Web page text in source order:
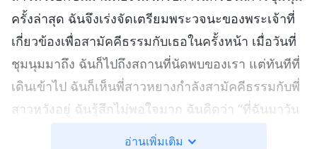
ครั้งล่าสุด ฉันจึงเร่งจัดเตรียมพระวจนะของพระเจ้าที่
เกี่ยวข้องเพื่อสามัคคีธรรมกับเธอในครั้งหน้า เมื่อวันที่
ชุมนุมมาถึง ฉันก็ไปถึงสถานที่นัดพบของเรา แต่ทันทีที่
เดินเข้าไป ฉันก็เห็นพี่สาวหยางกำลังสามัคคีธรรมกับพี่
สาวหวังอยู่ ฉันรู้สึกไม่พอใจมาก ฉันคิดว่า “ที่ฉันมาวัน
นี้ก็เพื่อสามัคคีธรรมกับเธอเพื่อช่วยเธอแก้ไขปัญหา แต่
อ่านเพิ่มเติม